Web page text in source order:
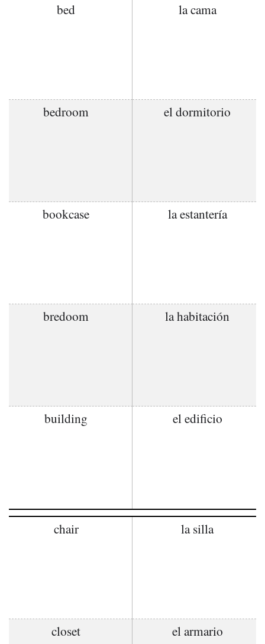
bed la cama
bedroom el dormitorio
bookcase la estantería
bredoom la habitación
building el edificio
chair la silla
closet el armario